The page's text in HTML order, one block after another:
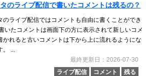
のライブ配信で書いたコメントは残るの？
のライブ配信ではコメントも自由に書くことができ
いたコメントは画面下の方に表示されて新しいコメ
かれると古いコメントは下から上に流れるようにな
...
最終更新日：2026-07-30
ライブ配信
コメント 残る